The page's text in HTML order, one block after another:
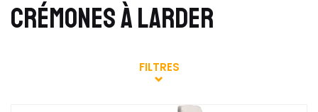
CRÉMONES À LARDER
FILTRES